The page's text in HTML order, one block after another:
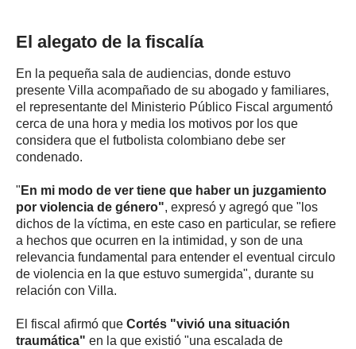
El alegato de la fiscalía
En la pequeña sala de audiencias, donde estuvo
presente Villa acompañado de su abogado y familiares,
el representante del Ministerio Público Fiscal argumentó
cerca de una hora y media los motivos por los que
considera que el futbolista colombiano debe ser
condenado.
" En mi modo de ver tiene que haber un juzgamiento
por violencia de género", expresó y agregó que "los
dichos de la víctima, en este caso en particular, se refiere
a hechos que ocurren en la intimidad, y son de una
relevancia fundamental para entender el eventual circulo
de violencia en la que estuvo sumergida", durante su
relación con Villa.
El fiscal afirmó que Cortés "vivió una situación
traumática" en la que existió "una escalada de